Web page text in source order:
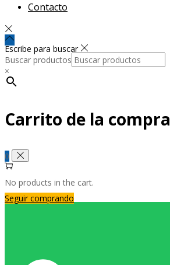
Contacto
Escribe para buscar
Buscar productos
×
Carrito de la compra
0
No products in the cart.
Seguir comprando